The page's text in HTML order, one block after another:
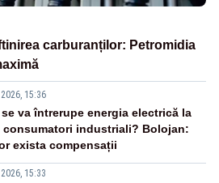
carburanților: Petromidia
15:36
se va întrerupe energia electrică la
consumatori industriali? Bolojan:
exista compensații
15:33